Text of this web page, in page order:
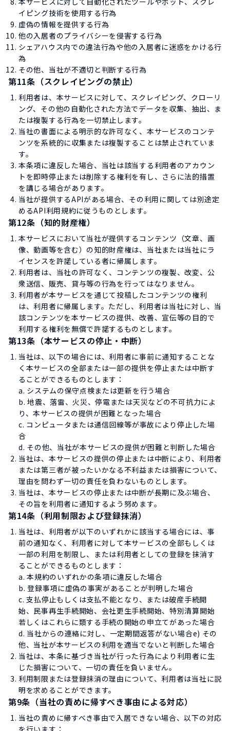
イピング技術を使用する行為
虚偽の情報を提供する行為
他の入居者のプライバシーを侵害する行為
シェアハウス内での違法行為や他の入居者に迷惑をかける行
為
その他、当社が不適切と判断する行為
第11条（スクレイピングの禁止）
利用者は、本サービスに対して、スクレイピング、クローリ
ング、その他の自動化された方法でデータを収集、抽出、ま
たは複製する行為を一切禁止します。
当社の書面による明示的な許可なく、本サービスのコンテ
ンツを系統的に収集または複製することは禁止されていま
す。
本条項に違反した場合、当社は該当する利用者のアカウン
トを即時停止または削除する権利を有し、さらに法的措置
を講じる場合があります。
当社が提供するAPIがある場合、その利用に関しては別途定
めるAPI利用規約に従うものとします。
第12条（知的財産権）
本サービスにおいて当社が提供するコンテンツ（文章、画
像、動画等を含む）の知的財産権は、当社または当社にラ
イセンスを許諾している者に帰属します。
利用者は、当社の許可なく、コンテンツの複製、改変、公
衆送信、販売、貸与等の行為を行ってはなりません。
利用者が本サービスを通じて投稿したコンテンツの権利
は、利用者に帰属します。ただし、利用者は当社に対し、当
該コンテンツを本サービスの提供、改善、宣伝等の目的で
利用する権利を無償で許諾するものとします。
第13条（本サービスの停止・中断）
当社は、以下の場合には、利用者に事前に通知することな
く本サービスの全部または一部の提供を停止または中断す
ることができるものとします：
a. システムの保守点検または更新を行う場合
b. 地震、落雷、火災、停電または天災などの不可抗力によ
り、本サービスの提供が困難となった場合
c. コンピュータまたは通信回線等が事故により停止した場
合
d. その他、当社が本サービスの提供が困難と判断した場合
当社は、本サービスの提供の停止または中断により、利用者
または第三者が被ったいかなる不利益または損害について、
理由を問わず一切の責任を負わないものとします。
当社は、本サービスの停止または中断が長期に及ぶ場合、
その旨を利用者に通知するよう努めます。
第14条（利用制限および登録抹消）
当社は、利用者が以下のいずれかに該当する場合には、事
前の通知なく、利用者に対して本サービスの全部もしくは
一部の利用を制限し、または利用者としての登録を抹消す
ることができるものとします：
a. 本規約のいずれかの条項に違反した場合
b. 登録事項に虚偽の事実があることが判明した場合
c. 支払停止もしくは支払不能となり、または破産手続開
始、民事再生手続開始、会社更生手続開始、特別清算開始
若しくはこれらに類する手続の開始の申立てがあった場合
d. 当社からの連絡に対し、一定期間返答がない場合e) その
他、当社が本サービスの利用を適当でないと判断した場合
当社は、本条に基づき当社が行った行為により利用者に生
じた損害について、一切の責任を負いません。
利用制限または登録抹消の理由について、利用者は当社に説
明を求めることができます。
第9条（当社の責めに帰すべき事由による対応）
当社の責めに帰すべき事由で入居できない場合、以下の対応
を行います：